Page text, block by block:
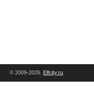
© 2009-2026. Elfcity.ru